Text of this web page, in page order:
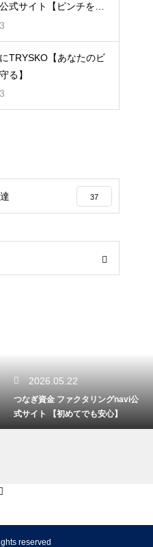
式サイト【ピンチを救
TRYSKO【あなたのビ
る】
37
2026.05.22
つなぎ資金 ファクタリングnavi公
式サイト 【初めてでも安心】
reserved